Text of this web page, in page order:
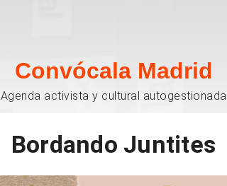
Convócala Madrid
Agenda activista y cultural autogestionada
Bordando Juntites